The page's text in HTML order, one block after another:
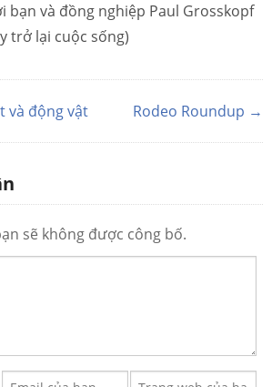
bạn và đồng nghiệp Paul Grosskopf
trở lại cuộc sống)
và động vật Rodeo Roundup →
sẽ không được công bố.